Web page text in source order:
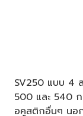
SV250 แบบ 4
500 และ 540
อคูสติกอื่นๆ นอ